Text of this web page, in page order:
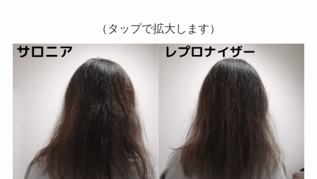
（タップで拡大します）